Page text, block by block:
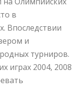
в
Впоследствии
и
турниров.
играх 2004, 2008